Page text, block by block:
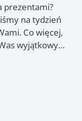
prezentami?
na tydzień
Co więcej,
wyjątkowy…